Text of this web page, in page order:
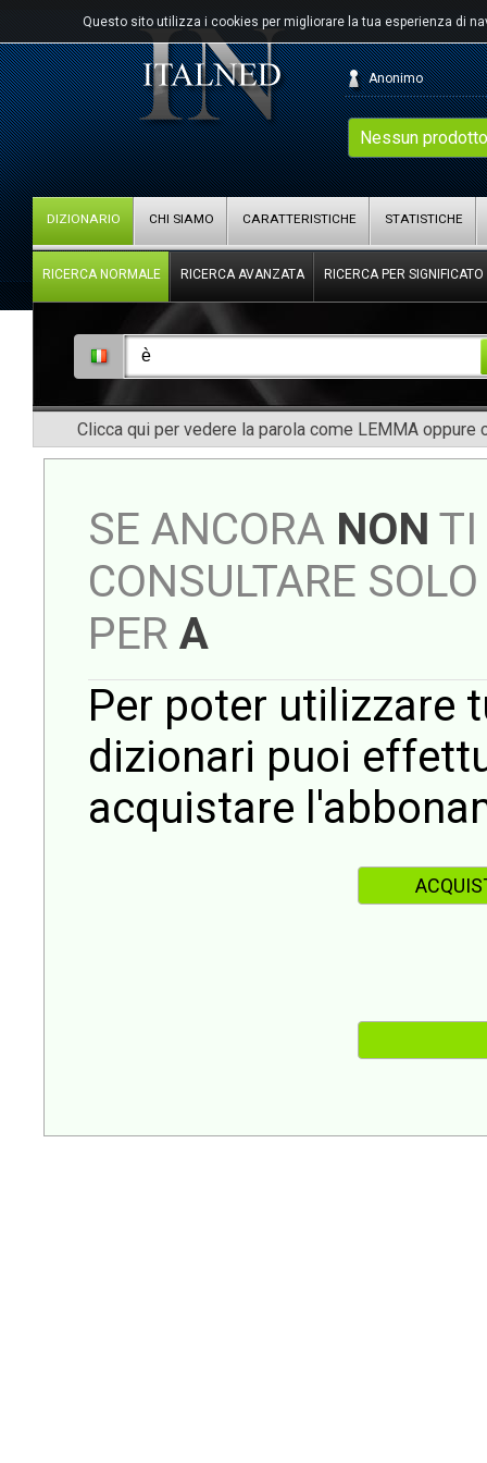
Questo sito utilizza i cookies per migliorare la tua esperienza di
Nessun
Anonimo
DIZIONARIO CHI SIAMO CARATTERISTICHE STATISTICHE
RICERCA NORMALE RICERCA AVANZATA RICERCA PER SIGNIFICATO
Clicca qui per vedere la parola come LEMMA oppure
SE ANCORA NON TI
CONSULTARE
PER A
Per poter utilizzare
dizionari puoi
acquistare